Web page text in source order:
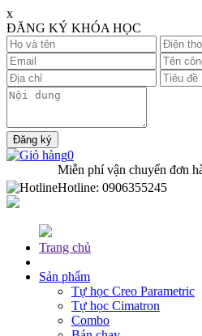
x
ĐĂNG KÝ KHÓA HỌC
0
Miễn phí vận chuyển đơn
Hotline: 0906355245
Trang chủ
Sản phẩm
Tự học Creo Parametric
Tự học Cimatron
Combo